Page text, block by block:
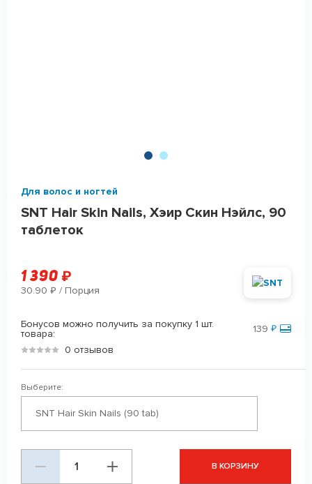
Для волос и ногтей
SNT Hair Skin Nails, Хэир Скин Нэйлс, 90
таблеток
1 390 ₽
30.90 ₽ / Порция
Бонусов можно получить за покупку 1 шт.
товара:
139₽
0 отзывов
Выберите:
SNT Hair Skin Nails (90 tab)
В КОРЗИНУ